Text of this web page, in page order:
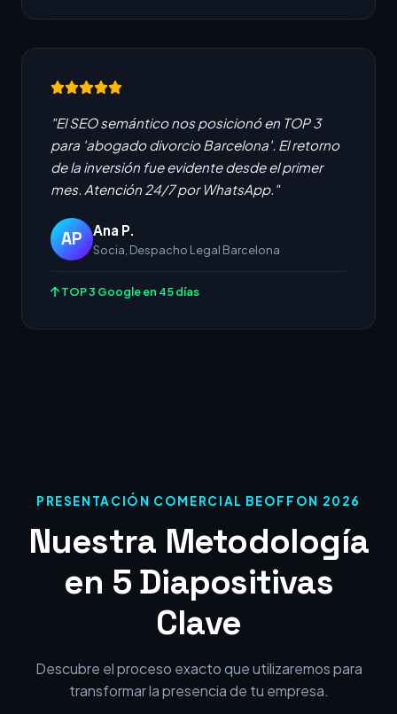
"El SEO semántico nos posicionó en TOP 3
para 'abogado divorcio Barcelona'. El retorno
de la inversión fue evidente desde el primer
mes. Atención 24/7 por WhatsApp."
AP Ana P.
Socia, Despacho Legal Barcelona
TOP 3 Google en 45 días
PRESENTACIÓN COMERCIAL BEOFFON 2026
Nuestra Metodología
en 5 Diapositivas
Clave
Descubre el proceso exacto que utilizaremos para
transformar la presencia de tu empresa.